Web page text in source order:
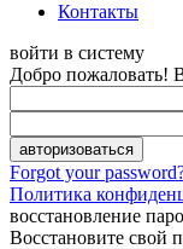
Контакты
войти в систему
Добро пожаловать!
Forgot your
Политика
восстановление
Восстановите свой